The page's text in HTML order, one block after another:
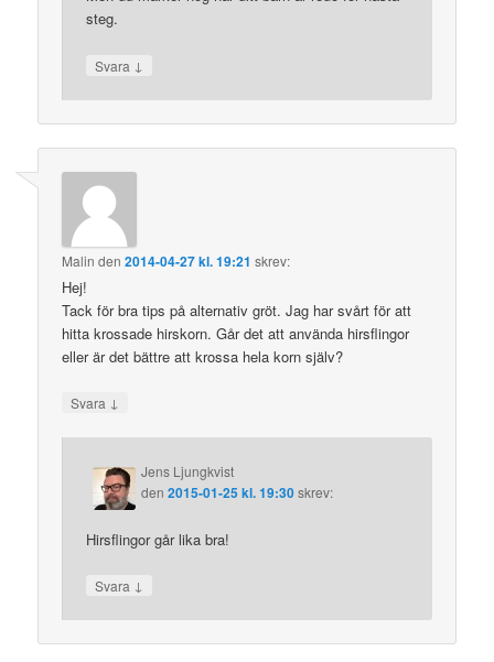
steg.
Svara ↓
Malin den2014-04-27 kl. 19:21 skrev:
Hej!
Tack för bra tips på alternativ gröt. Jag har svårt för att
hitta krossade hirskorn. Går det att använda hirsflingor
eller är det bättre att krossa hela korn själv?
Svara ↓
Jens Ljungkvist
den2015-01-25 kl. 19:30skrev:
Hirsflingor går lika bra!
Svara ↓